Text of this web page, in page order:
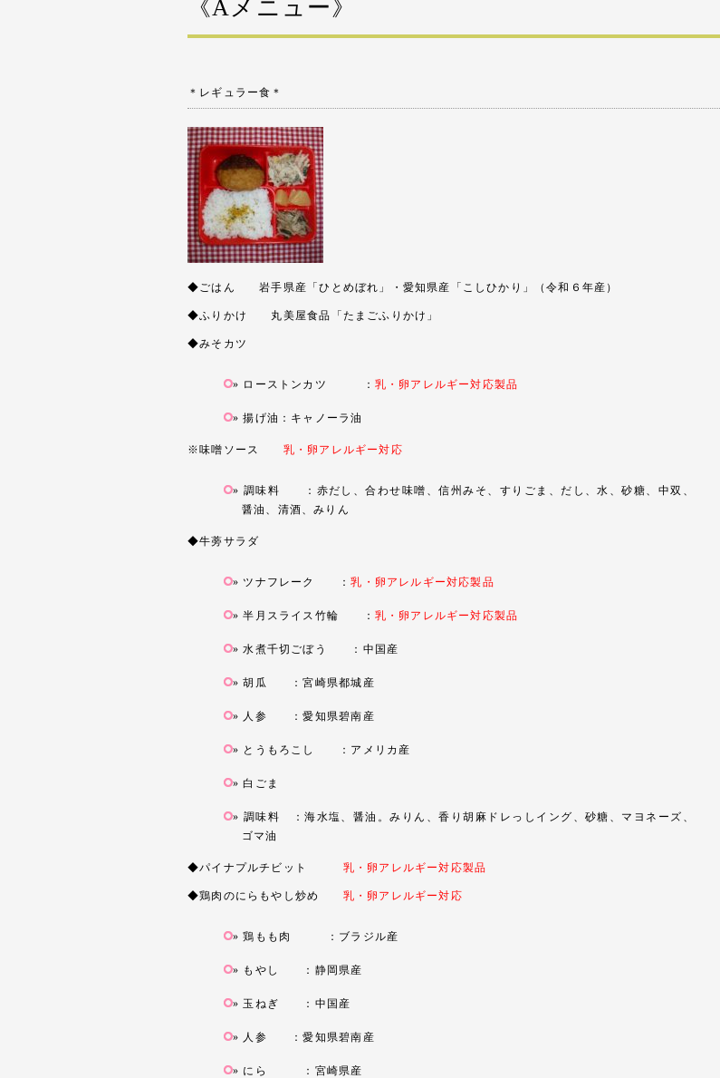
《Aメニュー》
＊レギュラー食＊
◆ごはん 岩手県産「ひとめぼれ」・愛知県産「こしひかり」（令和６年産）
◆ふりかけ 丸美屋食品「たまごふりかけ」
◆みそカツ
ローストンカツ ： 乳・卵アレルギー対応製品
揚げ油：キャノーラ油
※味噌ソース 乳・卵アレルギー対応
調味料 ：赤だし、合わせ味噌、信州みそ、すりごま、だし、水、砂糖、中双、
醤油、清酒、みりん
◆牛蒡サラダ
ツナフレーク ：乳・卵アレルギー対応製品
半月スライス竹輪 ： 乳・卵アレルギー対応製品
水煮千切ごぼう ：中国産
胡瓜 ：宮崎県都城産
人参 ：愛知県碧南産
とうもろこし ：アメリカ産
白ごま
調味料 ：海水塩、醤油。みりん、香り胡麻ドレっしイング、砂糖、マヨネーズ、
ゴマ油
◆パイナプルチビット 乳・卵アレルギー対応製品
◆鶏肉のにらもやし炒め 乳・卵アレルギー対応
鶏もも肉 ：ブラジル産
もやし ：静岡県産
玉ねぎ ：中国産
人参 ：愛知県碧南産
にら ：宮崎県産